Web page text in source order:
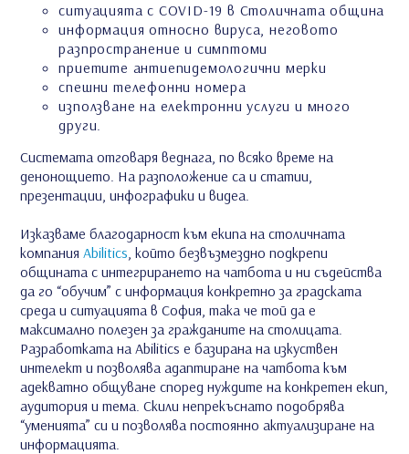
ситуацията с COVID-19 в Столичната община
информация относно вируса, неговото
разпространение и симптоми
приетите антиепидемологични мерки
спешни телефонни номера
използване на електронни услуги и много
други.
Системата отговаря веднага, по всяко време на
денонощието. На разположение са и статии,
презентации, инфографики и видеа.
Изказваме благодарност към екипа на столичната
компанияAbilitics, който безвъзмездно подкрепи
общината с интегрирането на чатбота и ни съдейства
да го “обучим” с информация конкретно за градската
среда и ситуацията в София, така че той да е
максимално полезен за гражданите на столицата.
Разработката на Abilitics е базирана на изкуствен
интелект и позволява адаптиране на чатбота към
адекватно общуване според нуждите на конкретен екип,
аудитория и тема. Скили непрекъснато подобрява
“уменията” си и позволява постоянно актуализиране на
информацията.